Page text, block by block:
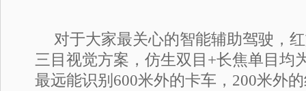
对于大家最关心的智能辅助驾驶，
三目视觉方案，仿生双目+长焦单目均
最远能识别600米外的卡车，200米外